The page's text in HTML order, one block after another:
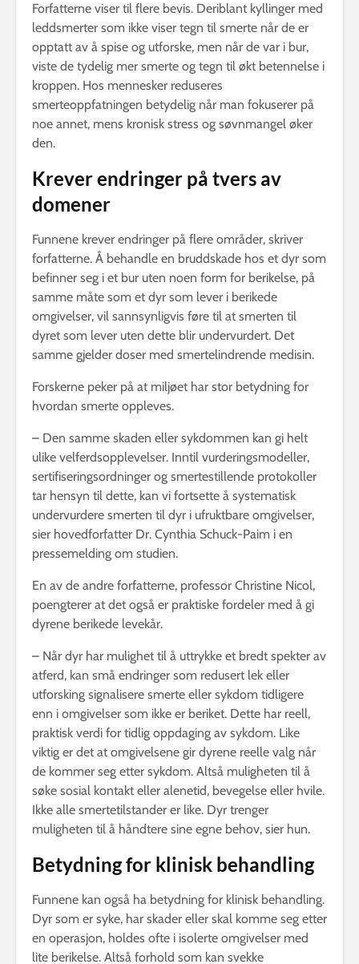
Forfatterne viser til flere bevis. Deriblant kyllinger med
leddsmerter som ikke viser tegn til smerte når de er
opptatt av å spise og utforske, men når de var i bur,
viste de tydelig mer smerte og tegn til økt betennelse i
kroppen. Hos mennesker reduseres
smerteoppfatningen betydelig når man fokuserer på
noe annet, mens kronisk stress og søvnmangel øker
den.
Krever endringer på tvers av
domener
Funnene krever endringer på flere områder, skriver
forfatterne. Å behandle en bruddskade hos et dyr som
befinner seg i et bur uten noen form for berikelse, på
samme måte som et dyr som lever i berikede
omgivelser, vil sannsynligvis føre til at smerten til
dyret som lever uten dette blir undervurdert. Det
samme gjelder doser med smertelindrende medisin.
Forskerne peker på at miljøet har stor betydning for
hvordan smerte oppleves.
– Den samme skaden eller sykdommen kan gi helt
ulike velferdsopplevelser. Inntil vurderingsmodeller,
sertifiseringsordninger og smertestillende protokoller
tar hensyn til dette, kan vi fortsette å systematisk
undervurdere smerten til dyr i ufruktbare omgivelser,
sier hovedforfatter Dr. Cynthia Schuck-Paim i en
pressemelding om studien.
En av de andre forfatterne, professor Christine Nicol,
poengterer at det også er praktiske fordeler med å gi
dyrene berikede levekår.
– Når dyr har mulighet til å uttrykke et bredt spekter av
atferd, kan små endringer som redusert lek eller
utforsking signalisere smerte eller sykdom tidligere
enn i omgivelser som ikke er beriket. Dette har reell,
praktisk verdi for tidlig oppdaging av sykdom. Like
viktig er det at omgivelsene gir dyrene reelle valg når
de kommer seg etter sykdom. Altså muligheten til å
søke sosial kontakt eller alenetid, bevegelse eller hvile.
Ikke alle smertetilstander er like. Dyr trenger
muligheten til å håndtere sine egne behov, sier hun.
Betydning for klinisk behandling
Funnene kan også ha betydning for klinisk behandling.
Dyr som er syke, har skader eller skal komme seg etter
en operasjon, holdes ofte i isolerte omgivelser med
lite berikelse. Altså forhold som kan svekke